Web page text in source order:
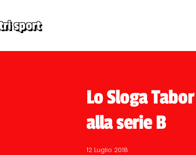
sport
Lo Sloga
alla serie B
12 Luglio 2018